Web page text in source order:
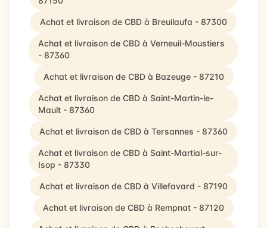
Achat et livraison de CBD à Breuilaufa - 87300
Achat et livraison de CBD à Verneuil-Moustiers
- 87360
Achat et livraison de CBD à Bazeuge - 87210
Achat et livraison de CBD à Saint-Martin-le-
Mault - 87360
Achat et livraison de CBD à Tersannes - 87360
Achat et livraison de CBD à Saint-Martial-sur-
Isop - 87330
Achat et livraison de CBD à Villefavard - 87190
Achat et livraison de CBD à Rempnat - 87120